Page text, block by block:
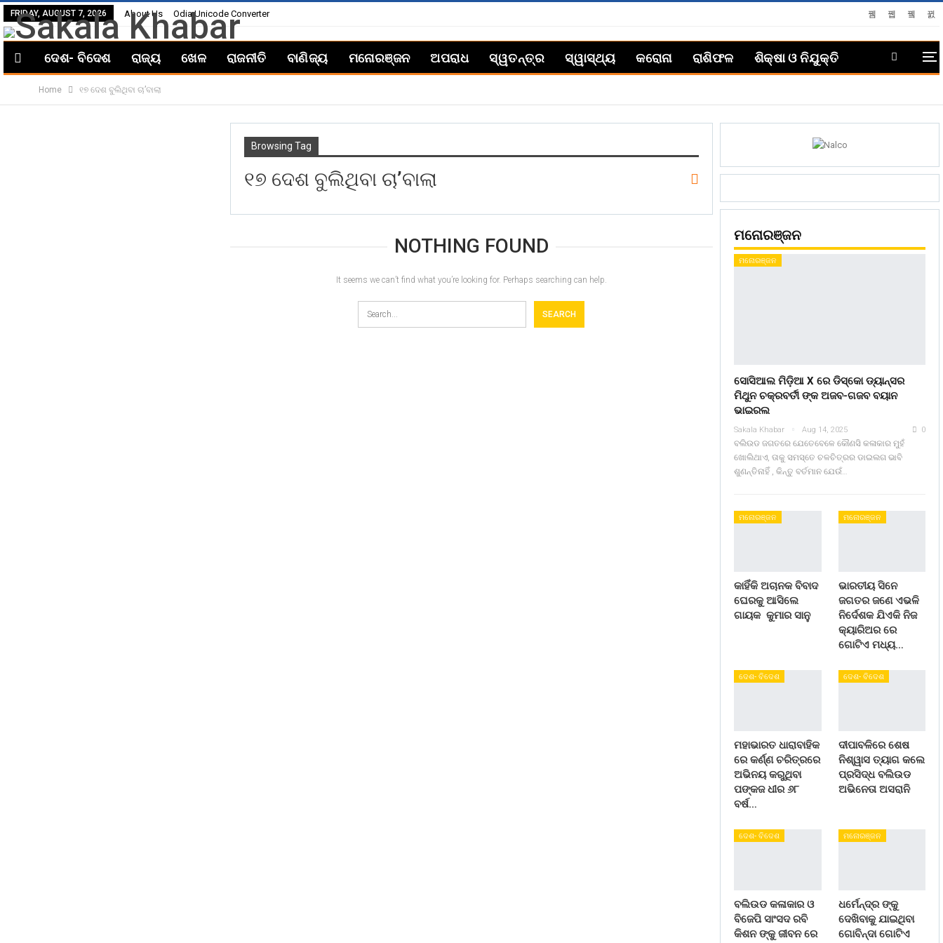
FRIDAY, AUGUST 7, 2026 About Us Odia Unicode Converter
ଦେଶ- ବିଦେଶ ରାଜ୍ୟ ଖେଳ ରାଜନୀତି ବାଣିଜ୍ୟ ମନୋରଞ୍ଜନ ଅପରାଧ ସ୍ୱତନ୍ତ୍ର ସ୍ୱାସ୍ଥ୍ୟ କରୋନା ରାଶିଫଳ ଶିକ୍ଷା ଓ ନିଯୁକ୍ତି
Home ୧୭ ଦେଶ ବୁଲିଥିବା ଚା’ବାଲା
Browsing Tag
୧୭ ଦେଶ ବୁଲିଥିବା ଚା’ବାଲା
NOTHING FOUND
It seems we can’t find what you’re looking for. Perhaps searching can help.
ମନୋରଞ୍ଜନ
ମନୋରଞ୍ଜନ
ସୋସିଆଲ ମିଡ଼ିଆ X ରେ ଡିସ୍କୋ ଡ୍ୟାନ୍ସର
ମିଥୁନ ଚକ୍ରବର୍ତୀ ଙ୍କ ଅଜବ-ଗଜବ ବୟାନ
ଭାଇରଲ
Sakala Khabar Aug 14, 2025 0
ବଲିଉଡ ଜଗତରେ ଯେତେବେଳେ କୌଣସି କଳାକାର ମୁହଁ
ଖୋଲିଥାଏ, ତାକୁ ସମସ୍ତେ ଚଳଚିତ୍ରର ଡାଇଲଗ ଭାବି
ଶୁଣନ୍ତିନାହିଁ , କିନ୍ତୁ ବର୍ତମାନ ଯେଉଁ…
ମନୋରଞ୍ଜନ
କାହିଁକି ଅଚାନକ ବିବାଦ
ଘେରକୁ ଆସିଲେ
ଗାୟକ କୁମାର ସାନୁ
ମନୋରଞ୍ଜନ
ଭାରତୀୟ ସିନେ
ଜଗତର ଜଣେ ଏଭଳି
ନିର୍ଦେଶକ ଯିଏକି ନିଜ
କ୍ୟାରିଅର ରେ
ଗୋଟିଏ ମଧ୍ୟ…
ଦେଶ- ବିଦେଶ
ମହାଭାରତ ଧାରାବାହିକ
ରେ କର୍ଣ୍ଣ ଚରିତ୍ରରେ
ଅଭିନୟ କରୁଥିବା
ପଙ୍କଜ ଧୀର ୬୮
ବର୍ଷ…
ଦେଶ- ବିଦେଶ
ଦୀପାବଳିରେ ଶେଷ
ନିଶ୍ୱାସ ତ୍ୟାଗ କଲେ
ପ୍ରସିଦ୍ଧ ବଲିଉଡ
ଅଭିନେତା ଅସରାନି
ଦେଶ- ବିଦେଶ
ବଲିଉଡ କଳାକାର ଓ
ବିଜେପି ସାଂସଦ ରବି
କିଶନ ଙ୍କୁ ଜୀବନ ରେ
ମନୋରଞ୍ଜନ
ଧର୍ମେନ୍ଦ୍ର ଙ୍କୁ
ଦେଖିବାକୁ ଯାଇଥିବା
ଗୋବିନ୍ଦା ଗୋଟିଏ